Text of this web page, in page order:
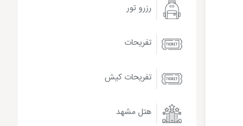
رزرو تور
تفریحات
تفریحات کیش
هتل مشهد